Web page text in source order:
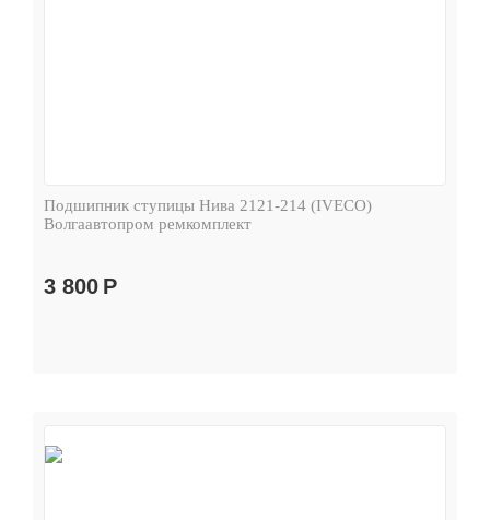
Подшипник ступицы Нива 2121-214 (IVECO)
Волгаавтопром ремкомплект
3 800 Р